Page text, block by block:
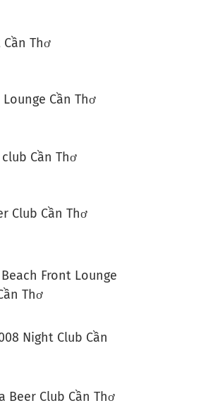
Thơ
Lounge Cần Thơ
Cần Thơ
Club Cần Thơ
Front Lounge
Thơ
Night Club Cần
Beer Club Cần Thơ